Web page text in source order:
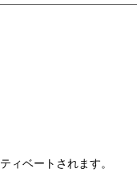
ィベートされます。